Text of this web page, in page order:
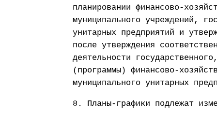
планировании финансово-
муниципального учреждений,
унитарных предприятий и
после утверждения
деятельности
(программы) финансово-
муниципального унитарных
8. Планы-графики подлежат